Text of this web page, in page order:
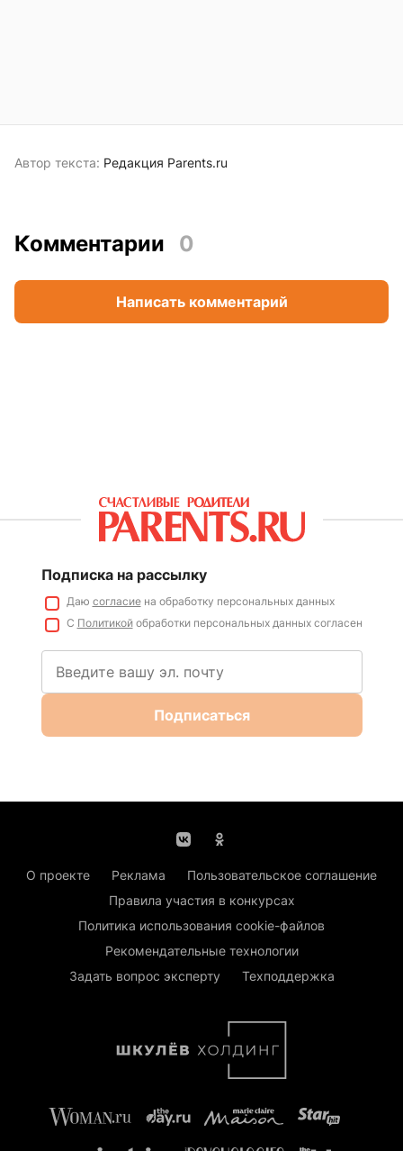
Автор текста: Редакция Parents.ru
Комментарии 0
Написать комментарий
Подписка на рассылку
Даю согласиена обработку персональных данных
С Политикойобработки персональных данных согласен
Подписаться
О проекте Реклама
Пользовательское соглашение
Правила участия в конкурсах
Политика использования cookie-файлов
Рекомендательные технологии
Задать вопрос эксперту
Техподдержка